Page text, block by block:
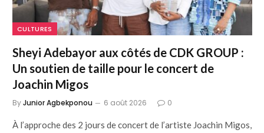
CULTURES
Sheyi Adebayor aux côtés de CDK GROUP :
Un soutien de taille pour le concert de
Joachin Migos
ByJunior Agbekponou 6 août 2026 0
À l’approche des 2 jours de concert de l’artiste Joachin Migos,